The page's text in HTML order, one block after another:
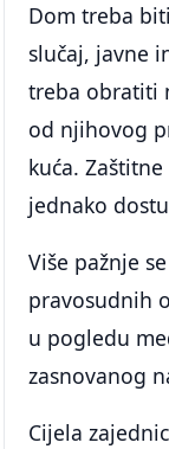
Dom treba
slučaj, javne
treba obratiti
od njihovog
kuća.
jednako
Više pažnje
pravosudnih
u pogledu
zasnovanog
Cijela